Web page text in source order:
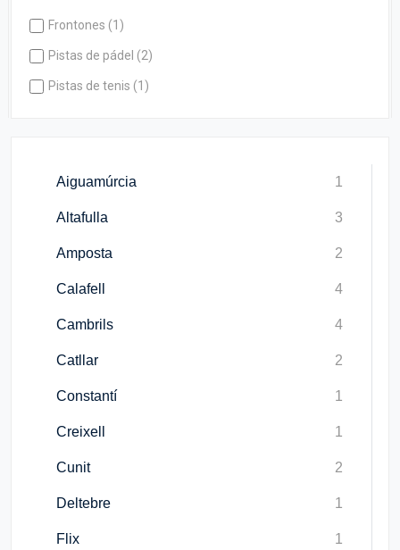
Frontones (1)
Pistas de pádel (2)
Pistas de tenis (1)
Aiguamúrcia 1
Altafulla 3
Amposta 2
Calafell 4
Cambrils 4
Catllar 2
Constantí 1
Creixell 1
Cunit 2
Deltebre 1
Flix 1